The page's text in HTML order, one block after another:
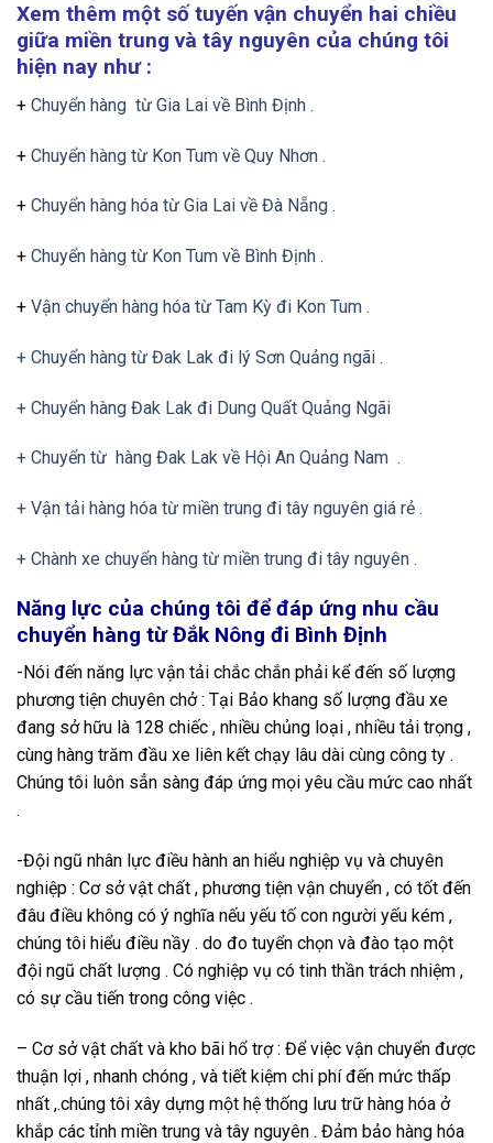
Xem thêm một số tuyến vận chuyển hai chiều
giữa miền trung và tây nguyên của chúng tôi
hiện nay như :
+ Chuyển hàng từ Gia Lai về Bình Định .
+ Chuyển hàng từ Kon Tum về Quy Nhơn .
+ Chuyển hàng hóa từ Gia Lai về Đà Nẵng .
+ Chuyển hàng từ Kon Tum về Bình Định .
+ Vận chuyển hàng hóa từ Tam Kỳ đi Kon Tum .
+ Chuyển hàng từ Đak Lak đi lý Sơn Quảng ngãi .
+ Chuyển hàng Đak Lak đi Dung Quất Quảng Ngãi
+ Chuyển từ hàng Đak Lak về Hội An Quảng Nam .
+ Vận tải hàng hóa từ miền trung đi tây nguyên giá rẻ .
+ Chành xe chuyển hàng từ miền trung đi tây nguyên .
Năng lực của chúng tôi để đáp ứng nhu cầu
chuyển hàng từ Đắk Nông đi Bình Định
-Nói đến năng lực vận tải chắc chắn phải kể đến số lượng
phương tiện chuyên chở : Tại Bảo khang số lượng đầu xe
đang sở hữu là 128 chiếc , nhiều chủng loại , nhiều tải trọng ,
cùng hàng trăm đầu xe liên kết chạy lâu dài cùng công ty .
Chúng tôi luôn sẳn sàng đáp ứng mọi yêu cầu mức cao nhất
.
-Đội ngũ nhân lực điều hành an hiểu nghiệp vụ và chuyên
nghiệp : Cơ sở vật chất , phương tiện vận chuyển , có tốt đến
đâu điều không có ý nghĩa nếu yếu tố con người yếu kém ,
chúng tôi hiểu điều nầy . do đo tuyển chọn và đào tạo một
đội ngũ chất lượng . Có nghiệp vụ có tinh thần trách nhiệm ,
có sự cầu tiến trong công việc .
– Cơ sở vật chất và kho bãi hổ trợ : Để việc vận chuyển được
thuận lợi , nhanh chóng , và tiết kiệm chi phí đến mức thấp
nhất ,.chúng tôi xây dựng một hệ thống lưu trữ hàng hóa ở
khắp các tỉnh miền trung và tây nguyên . Đảm bảo hàng hóa